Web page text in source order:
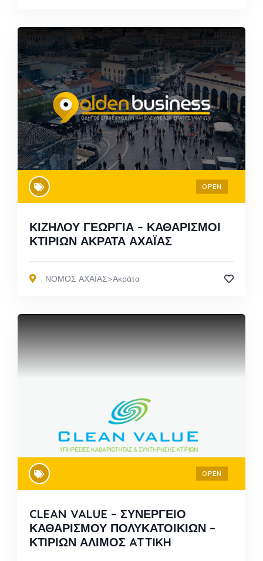
OPEN
ΚΙΖΗΛΟΥ ΓΕΩΡΓΙΑ – ΚΑΘΑΡΙΣΜΟΙ
ΚΤΙΡΙΩΝ ΑΚΡΑΤΑ ΑΧΑΪΑΣ
, ΝΟΜΟΣ ΑΧΑΪΑΣ>Ακράτα
OPEN
CLEAN VALUE – ΣΥΝΕΡΓΕΙΟ
ΚΑΘΑΡΙΣΜΟΥ ΠΟΛΥΚΑΤΟΙΚΙΩΝ –
ΚΤIΡΙΩΝ ΑΛΙΜΟΣ ATTIKH